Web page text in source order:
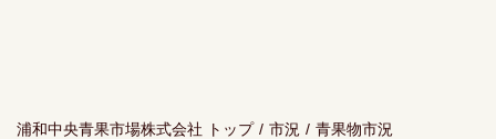
浦和中央青果市場株式会社 トップ / 市況 / 青果物市況